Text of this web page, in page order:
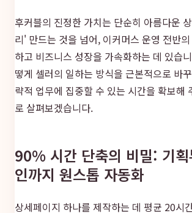
후커블의 진정한 가치는 단순히 아름다운
리' 만드는 것을 넘어, 이커머스 운영 전반
하고 비즈니스 성장을 가속화하는 데 있습
떻게 셀러의 일하는 방식을 근본적으로 바
략적 업무에 집중할 수 있는 시간을 확보해
로 살펴보겠습니다.
90% 시간 단축의 비밀: 기
인까지 원스톱 자동화
상세페이지 하나를 제작하는 데 평균 20시